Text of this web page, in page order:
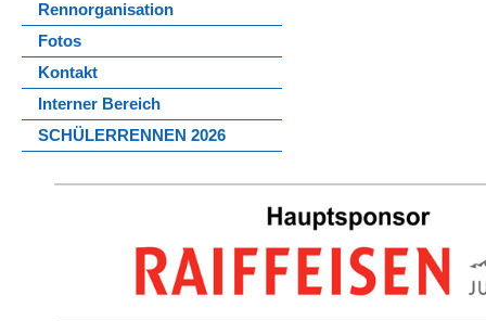
Rennorganisation
Fotos
Kontakt
Interner Bereich
SCHÜLERRENNEN 2026